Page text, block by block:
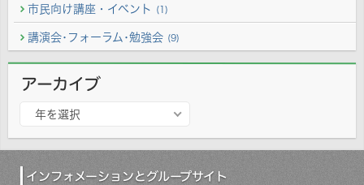
市民向け講座・イベント (1)
講演会･フォーラム･勉強会 (9)
アーカイブ
カ
年を選択
インフォメーションとグループサイト